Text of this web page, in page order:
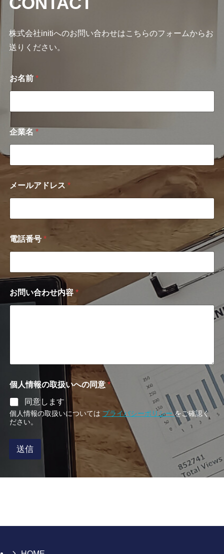
株式会社initiへのお問い合わせはこちらのフォームからお
送りください。
お名前 *
企業名 *
メールアドレス *
話
番
*
メ
ー
ル
ア
電話番号 *
お問い合わせ内容 *
個人情報の取扱いへの同意*
同意します
個人情報の取扱いについては プライバシーポリシーをご確認く
ださい。
送信